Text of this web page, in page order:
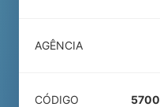
AGÊNCIA
CÓDIGO
5700